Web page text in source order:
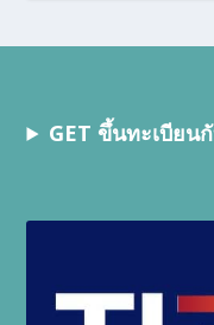
GET ขึ้นทะเบีย